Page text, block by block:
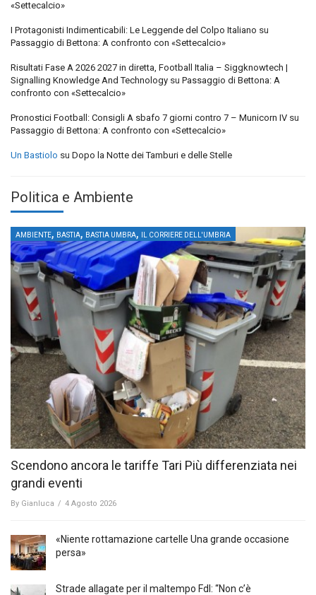
«Settecalcio»
I Protagonisti Indimenticabili: Le Leggende del Colpo Italiano su
Passaggio di Bettona: A confronto con «Settecalcio»
Risultati Fase A 2026 2027 in diretta, Football Italia – Siggknowtech |
Signalling Knowledge And Technology su Passaggio di Bettona: A
confronto con «Settecalcio»
Pronostici Football: Consigli A sbafo 7 giorni contro 7 – Municorn IV su
Passaggio di Bettona: A confronto con «Settecalcio»
Un Bastiolo su Dopo la Notte dei Tamburi e delle Stelle
Politica e Ambiente
AMBIENTE, BASTIA, BASTIA UMBRA, IL CORRIERE DELL'UMBRIA
Scendono ancora le tariffe Tari Più differenziata nei
grandi eventi
By Gianluca / 4 Agosto 2026
«Niente rottamazione cartelle Una grande occasione
persa»
Strade allagate per il maltempo FdI: “Non c’è